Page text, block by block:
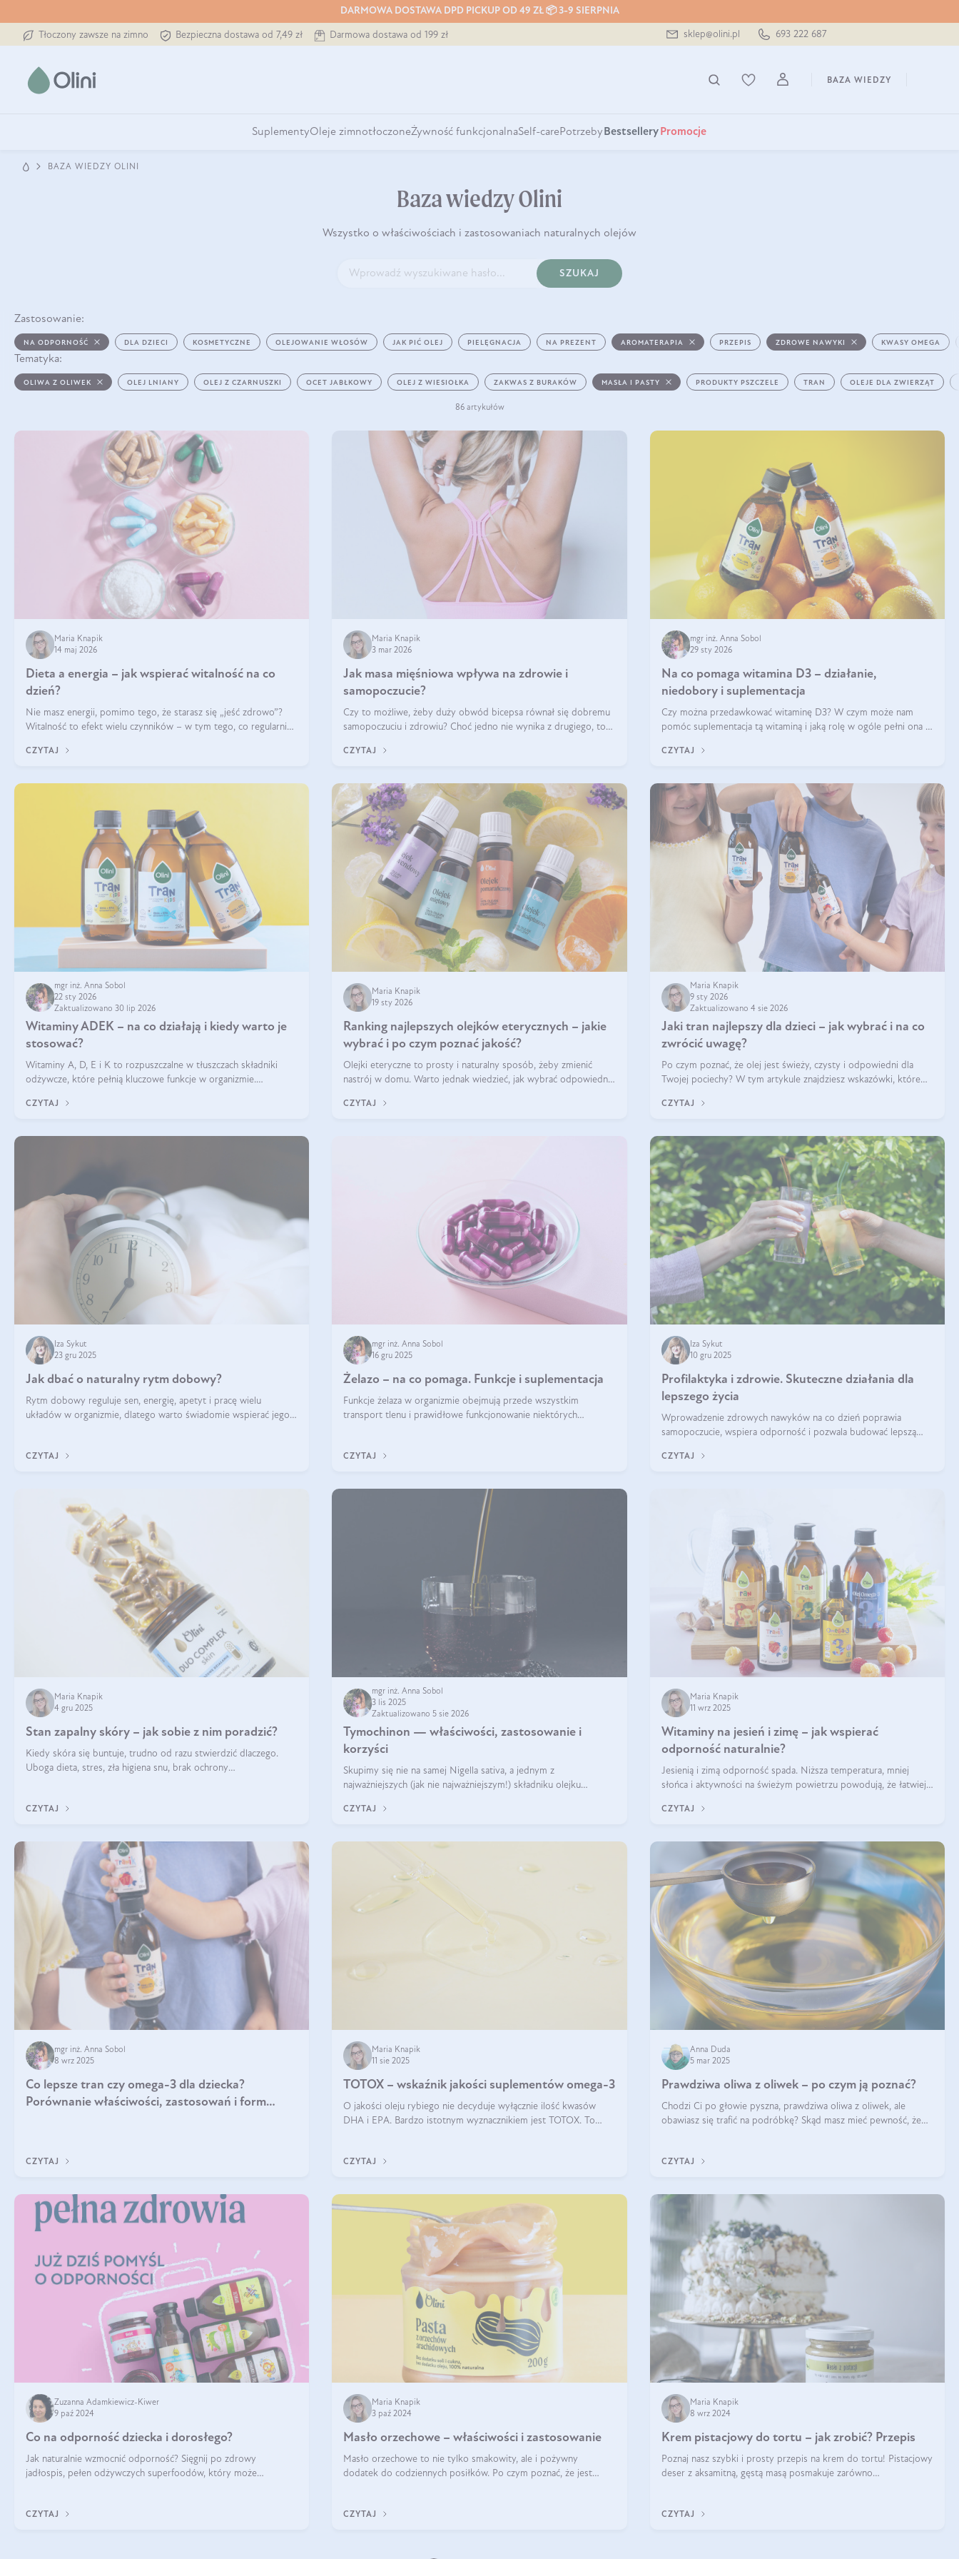
DARMOWA DOSTAWA DPD PICKUP OD 49 ZŁ 📦 3-9 SIERPNIA
Tłoczony zawsze na zimno Bezpieczna dostawa od 7,49 zł Darmowa dostawa od 199 zł sklep@olini.pl 693 222 687
BAZA WIEDZY
SuplementyOleje zimnotłoczoneŻywność funkcjonalnaSelf-carePotrzeby Bestsellery Promocje
BAZA WIEDZY OLINI
Baza wiedzy Olini
Wszystko o właściwościach i zastosowaniach naturalnych olejów
SZUKAJ
Zastosowanie:
NA ODPORNOŚĆ DLA DZIECI KOSMETYCZNE OLEJOWANIE WŁOSÓW JAK PIĆ OLEJ PIELĘGNACJA NA PREZENT AROMATERAPIA PRZEPIS ZDROWE NAWYKI KWASY OMEGA
Tematyka:
OLIWA Z OLIWEK OLEJ LNIANY OLEJ Z CZARNUSZKI OCET JABŁKOWY OLEJ Z WIESIOŁKA ZAKWAS Z BURAKÓW MASŁA I PASTY PRODUKTY PSZCZELE TRAN OLEJE DLA ZWIERZĄT
86 artykułów
Maria Knapik
14 maj 2026
Dieta a energia – jak wspierać witalność na co
dzień?
Nie masz energii, pomimo tego, że starasz się „jeść zdrowo”?
Witalność to efekt wielu czynników – w tym tego, co regularnie
się w zależności od osoby
CZYTAJ
Maria Knapik
3 mar 2026
Jak masa mięśniowa wpływa na zdrowie i
samopoczucie?
Czy to możliwe, żeby duży obwód bicepsa równał się dobremu
samopoczuciu i zdrowiu? Choć jedno nie wynika z drugiego, to
poprawić jakość życia. W jaki sposób? W tym wpisie wszystko
CZYTAJ
mgr inż. Anna Sobol
29 sty 2026
Na co pomaga witamina D3 – działanie,
niedobory i suplementacja
Czy można przedawkować witaminę D3? W czym może nam
pomóc suplementacja tą witaminą i jaką rolę w ogóle pełni ona w
zalecane jest jesienią i zimą, ale czy wiesz, dlaczego warto to
CZYTAJ
mgr inż. Anna Sobol
22 sty 2026
Zaktualizowano 30 lip 2026
Witaminy ADEK – na co działają i kiedy warto je
stosować?
Witaminy A, D, E i K to rozpuszczalne w tłuszczach składniki
odżywcze, które pełnią kluczowe funkcje w organizmie.
krzepliwość krwi oraz mineralizację kości.
CZYTAJ
Maria Knapik
19 sty 2026
Ranking najlepszych olejków eterycznych – jakie
wybrać i po czym poznać jakość?
Olejki eteryczne to prosty i naturalny sposób, żeby zmienić
nastrój w domu. Warto jednak wiedzieć, jak wybrać odpowiednie
eteryczne są najlepsze? Poznaj najważniejsze kryteria wyboru!
CZYTAJ
Maria Knapik
9 sty 2026
Zaktualizowano 4 sie 2026
Jaki tran najlepszy dla dzieci – jak wybrać i na co
zwrócić uwagę?
Po czym poznać, że olej jest świeży, czysty i odpowiedni dla
Twojej pociechy? W tym artykule znajdziesz wskazówki, które
CZYTAJ
Iza Sykut
23 gru 2025
Jak dbać o naturalny rytm dobowy?
Rytm dobowy reguluje sen, energię, apetyt i pracę wielu
układów w organizmie, dlatego warto świadomie wspierać jego
CZYTAJ
mgr inż. Anna Sobol
16 gru 2025
Żelazo – na co pomaga. Funkcje i suplementacja
Funkcje żelaza w organizmie obejmują przede wszystkim
transport tlenu i prawidłowe funkcjonowanie niektórych
etapie życia.
CZYTAJ
Iza Sykut
10 gru 2025
Profilaktyka i zdrowie. Skuteczne działania dla
lepszego życia
Wprowadzenie zdrowych nawyków na co dzień poprawia
samopoczucie, wspiera odporność i pozwala budować lepszą
CZYTAJ
Maria Knapik
4 gru 2025
Stan zapalny skóry – jak sobie z nim poradzić?
Kiedy skóra się buntuje, trudno od razu stwierdzić dlaczego.
Uboga dieta, stres, zła higiena snu, brak ochrony
CZYTAJ
mgr inż. Anna Sobol
3 lis 2025
Zaktualizowano 5 sie 2026
Tymochinon — właściwości, zastosowanie i
korzyści
Skupimy się nie na samej Nigella sativa, a jednym z
najważniejszych (jak nie najważniejszym!) składniku olejku
CZYTAJ
Maria Knapik
11 wrz 2025
Witaminy na jesień i zimę – jak wspierać
odporność naturalnie?
Jesienią i zimą odporność spada. Niższa temperatura, mniej
słońca i aktywności na świeżym powietrzu powodują, że łatwiej
wspierać układ immunologiczny. Co warto suplementować
CZYTAJ
mgr inż. Anna Sobol
8 wrz 2025
Co lepsze tran czy omega-3 dla dziecka?
Porównanie właściwości, zastosowań i form
CZYTAJ
Maria Knapik
11 sie 2025
TOTOX – wskaźnik jakości suplementów omega-3
O jakości oleju rybiego nie decyduje wyłącznie ilość kwasów
DHA i EPA. Bardzo istotnym wyznacznikiem jest TOTOX. To
CZYTAJ
Anna Duda
5 mar 2025
Prawdziwa oliwa z oliwek – po czym ją poznać?
Chodzi Ci po głowie pyszna, prawdziwa oliwa z oliwek, ale
obawiasz się trafić na podróbkę? Skąd masz mieć pewność, że
CZYTAJ
Zuzanna Adamkiewicz-Kiwer
9 paź 2024
Co na odporność dziecka i dorosłego?
Jak naturalnie wzmocnić odporność? Sięgnij po zdrowy
jadłospis, pełen odżywczych superfoodów, który może
CZYTAJ
Maria Knapik
3 paź 2024
Masło orzechowe – właściwości i zastosowanie
Masło orzechowe to nie tylko smakowity, ale i pożywny
dodatek do codziennych posiłków. Po czym poznać, że jest
CZYTAJ
Maria Knapik
8 wrz 2024
Krem pistacjowy do tortu – jak zrobić? Przepis
Poznaj nasz szybki i prosty przepis na krem do tortu! Pistacjowy
deser z aksamitną, gęstą masą posmakuje zarówno
CZYTAJ